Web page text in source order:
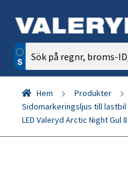
Sök
efter:
Hem Produkter
Sidomarkeringsljus till
LED Valeryd Arctic Night Gul